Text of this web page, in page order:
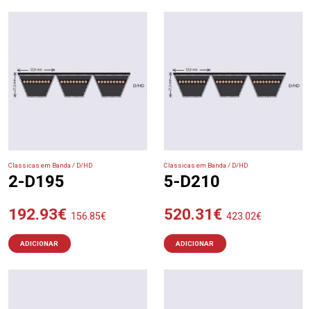
Classicas em Banda / D/HD
2-D195
192.93€ 156.85€
ADICIONAR
Classicas em Banda / D/HD
5-D210
520.31€ 423.02€
ADICIONAR